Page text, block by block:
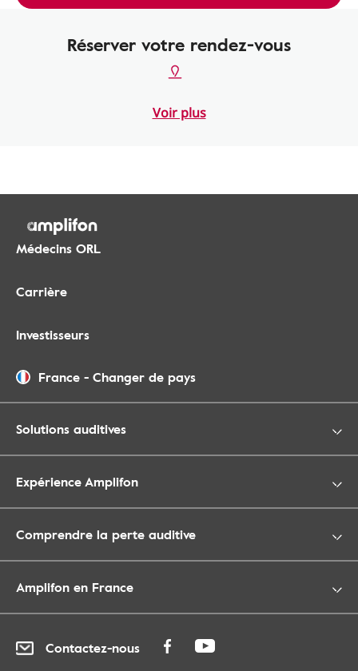
Réserver votre rendez-vous
Voir plus
Médecins ORL
Carrière
Investisseurs
France - Changer de pays
Solutions auditives
Expérience Amplifon
Comprendre la perte auditive
Amplifon en France
Contactez-nous